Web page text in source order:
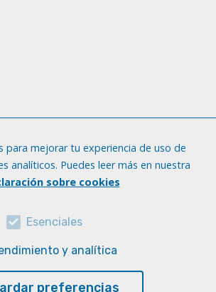
para mejorar tu experiencia de uso de
analíticos. Puedes leer más en nuestra
sobre cookies
Esenciales
y analítica
preferencias